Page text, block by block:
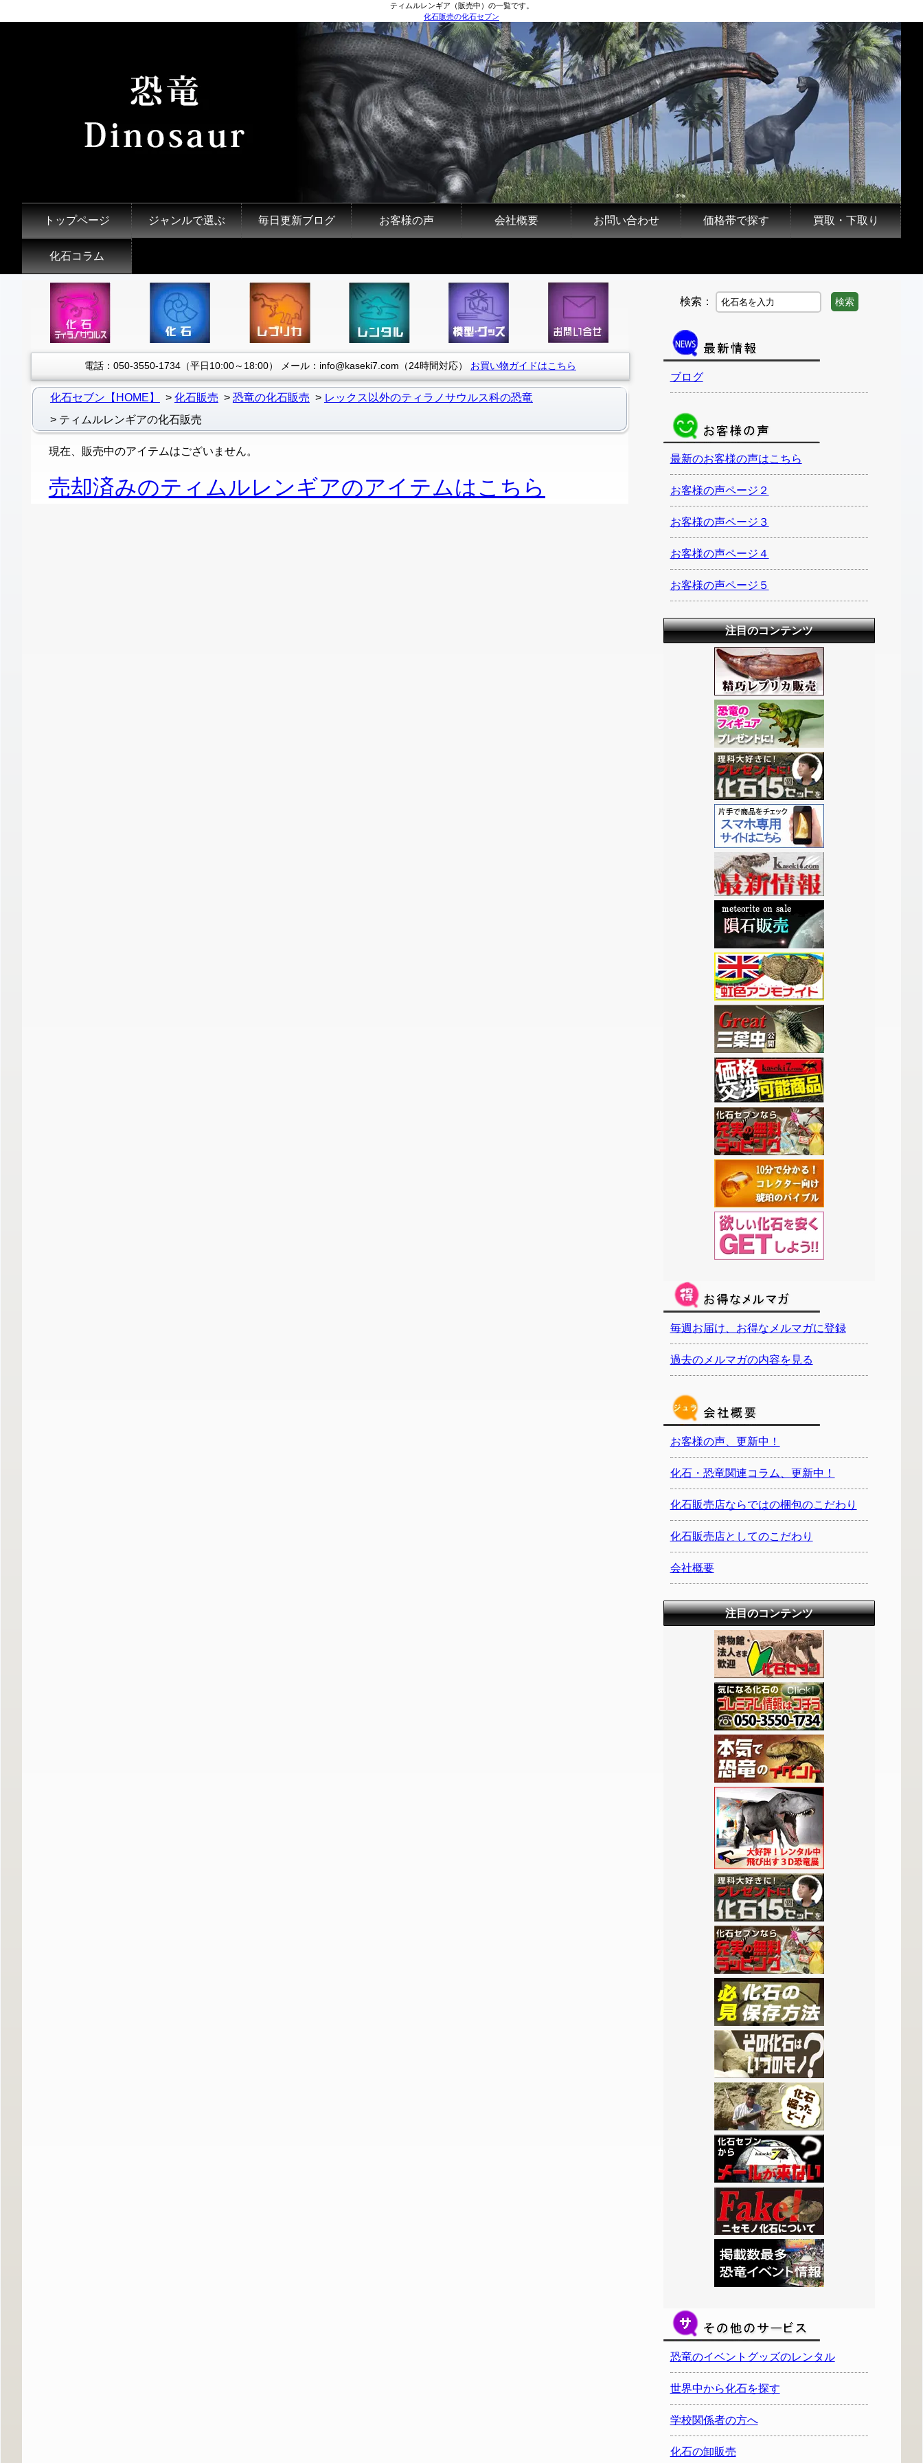
ティムルレンギア（販売中）の一覧です。
化石販売の化石セブン
トップページ ジャンルで選ぶ 毎日更新ブログ お客様の声 会社概要 お問い合わせ 価格帯で探す 買取・下取り
化石コラム
電話：050-3550-1734（平日10:00～18:00） メール：info@kaseki7.com（24時間対応） お買い物ガイドはこちら
化石セブン【HOME】 化石販売 恐竜の化石販売
レックス以外のティラノサウルス科の恐竜
ティムルレンギアの化石販売
現在、販売中のアイテムはございません。
売却済みのティムルレンギアのアイテムはこちら
検索： 検索
ブログ
最新のお客様の声はこちら
お客様の声ページ２
お客様の声ページ３
お客様の声ページ４
お客様の声ページ５
注目のコンテンツ
毎週お届け、お得なメルマガに登録
過去のメルマガの内容を見る
お客様の声、更新中！
化石・恐竜関連コラム、更新中！
化石販売店ならではの梱包のこだわり
化石販売店としてのこだわり
会社概要
注目のコンテンツ
恐竜のイベントグッズのレンタル
世界中から化石を探す
学校関係者の方へ
化石の卸販売